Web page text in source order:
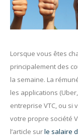
Lorsque vous êtes
principalement des
la semaine. La
les applications
entreprise VTC, ou si
votre propre société
l’article surle salaire